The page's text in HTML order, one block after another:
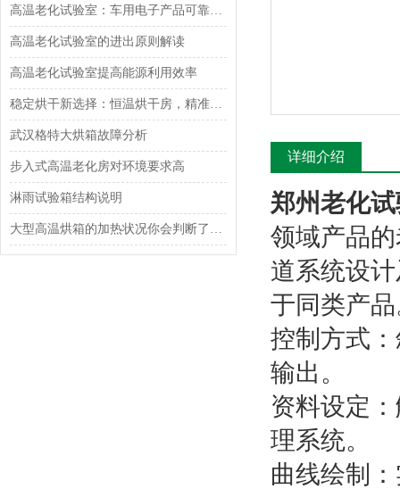
高温老化试验室：车用电子产品可靠性验证的“炼金炉”
高温老化试验室的进出原则解读
高温老化试验室提高能源利用效率
稳定烘干新选择：恒温烘干房，精准控制更高效
武汉格特大烘箱故障分析
步入式高温老化房对环境要求高
淋雨试验箱结构说明
大型高温烘箱的加热状况你会判断了吗？
详细介绍
郑州老化
领域产品
道系统设
于同类产
控制方式
输出。
资料设定
理系统。
曲线绘制